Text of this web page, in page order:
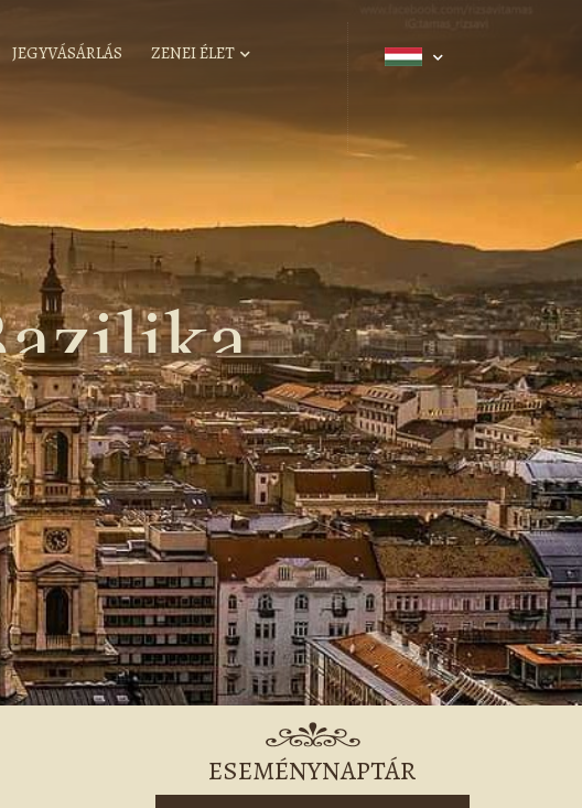
JEGYVÁSÁRLÁS ZENEI ÉLET
ESEMÉNYNAPTÁR